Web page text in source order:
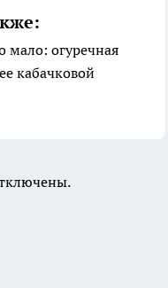
мало: огуречная
кабачковой